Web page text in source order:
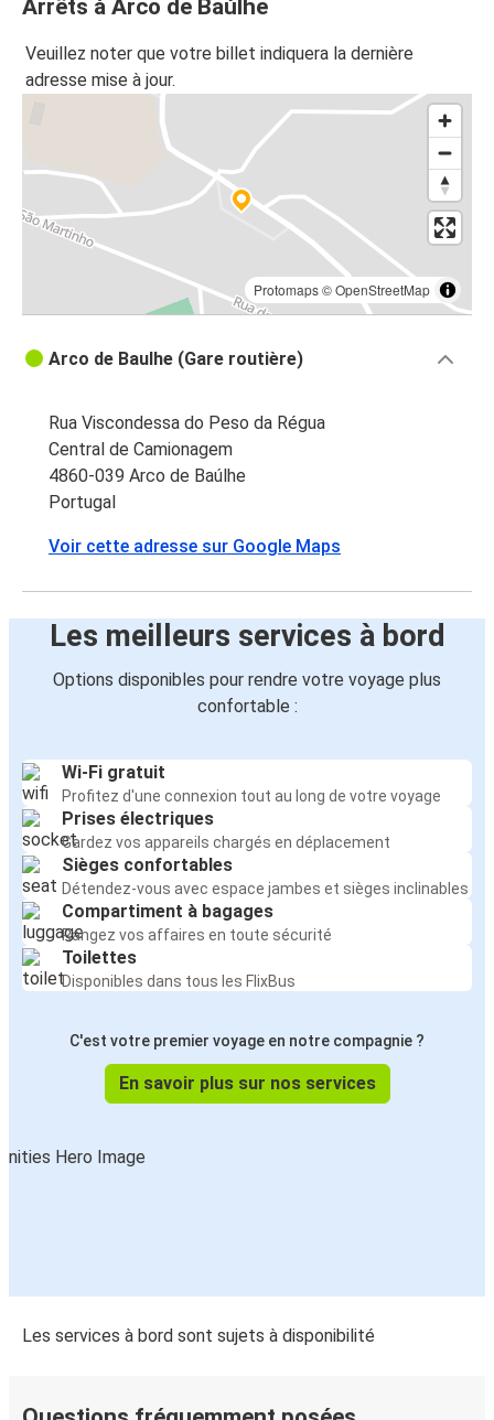
Arco de Baúlhe
Poitiers
Poitiers
Arco de Baúlhe
Bruxelles
Rennes
Clermont-Ferrand
Arco de Baúlhe
Clermont-Ferrand
Arco de Baúlhe
Poitiers
Arco de Baúlhe
Rennes
Arco de Baúlhe
Saintes
Arco de Baúlhe
Arco de Baúlhe
Clermont-Ferrand
Arco de Baúlhe
Arrêts à Arco de Baúlhe
Veuillez noter que votre billet indiquera la dernière
adresse mise à jour.
Protomaps©OpenStreetMap
Arco de Baulhe (Gare routière)
Rua Viscondessa do Peso da Régua
Central de Camionagem
4860-039 Arco de Baúlhe
Portugal
Voir cette adresse sur Google Maps
Les meilleurs services à bord
Options disponibles pour rendre votre voyage plus
confortable :
Wi-Fi gratuit
Profitez d'une connexion tout au long de votre voyage
Prises électriques
Gardez vos appareils chargés en déplacement
Sièges confortables
Détendez-vous avec espace jambes et sièges inclinables
Compartiment à bagages
Rangez vos affaires en toute sécurité
Toilettes
Disponibles dans tous les FlixBus
C'est votre premier voyage en notre compagnie ?
En savoir plus sur nos services
Les services à bord sont sujets à disponibilité